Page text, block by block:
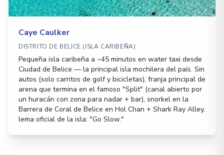
Caye Caulker
DISTRITO DE BELICE (ISLA CARIBEÑA)
Pequeña isla caribeña a ~45 minutos en water taxi desde
Ciudad de Belice — la principal isla mochilera del país. Sin
autos (solo carritos de golf y bicicletas), franja principal de
arena que termina en el famoso "Split" (canal abierto por
un huracán con zona para nadar + bar), snorkel en la
Barrera de Coral de Belice en Hol Chan + Shark Ray Alley,
lema oficial de la isla: "Go Slow."